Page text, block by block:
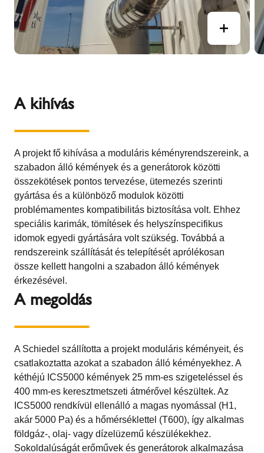
A kihívás
A projekt fő kihívása a moduláris kéményrendszereink, a
szabadon álló kémények és a generátorok közötti
összekötések pontos tervezése, ütemezés szerinti
gyártása és a különböző modulok közötti
problémamentes kompatibilitás biztosítása volt. Ehhez
speciális karimák, tömítések és helyszínspecifikus
idomok egyedi gyártására volt szükség. Továbbá a
rendszereink szállítását és telepítését aprólékosan
össze kellett hangolni a szabadon álló kémények
érkezésével.
A megoldás
A Schiedel szállította a projekt moduláris kéményeit, és
csatlakoztatta azokat a szabadon álló kéményekhez. A
kéthéjú ICS5000 kémények 25 mm-es szigeteléssel és
400 mm-es keresztmetszeti átmérővel készültek. Az
ICS5000 rendkívül ellenálló a magas nyomással (H1,
akár 5000 Pa) és a hőmérséklettel (T600), így alkalmas
földgáz-, olaj- vagy dízelüzemű készülékekhez.
Sokoldalúságát erőművek és generátorok alkalmazása